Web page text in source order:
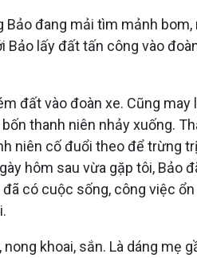
đang mải tìm mảnh
lấy đất tấn công vào
đất vào đoàn xe. Cũng
thanh niên nhảy xuống.
cố đuổi theo để trừng
hôm sau vừa gặp tôi, Bảo
có cuộc sống, công việc
khoai, sắn. Là dáng mẹ